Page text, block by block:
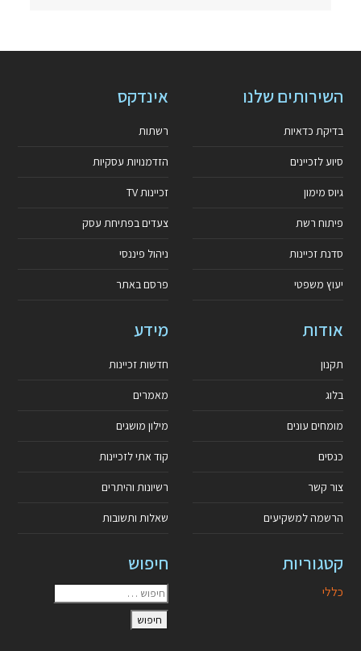
השירותים שלנו
בדיקת כדאיות
סיוע לזכיינים
גיוס מימון
פיתוח רשת
סדנת זכיינות
יעוץ משפטי
אינדקס
רשתות
הזדמנויות עסקיות
זכיינות TV
צעדים בפתיחת עסק
ניהול פיננסי
פרסם באתר
אודות
תקנון
בלוג
מומחים עונים
כנסים
צור קשר
הרשמה למשקיעים
מידע
חדשות זכיינות
מאמרים
מילון מושגים
קוד אתי לזכיינות
רשיונות והיתרים
שאלות ותשובות
קטגוריות
כללי
חיפוש